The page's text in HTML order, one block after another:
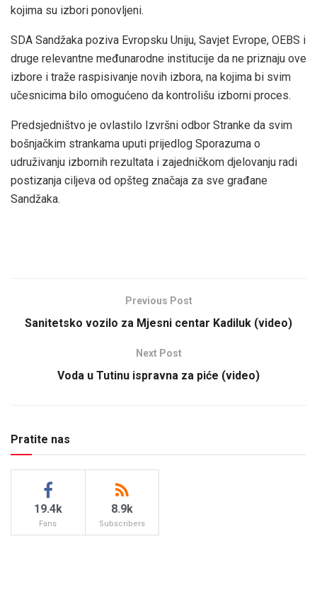
kojima su izbori ponovljeni.
SDA Sandžaka poziva Evropsku Uniju, Savjet Evrope, OEBS i
druge relevantne međunarodne institucije da ne priznaju ove
izbore i traže raspisivanje novih izbora, na kojima bi svim
učesnicima bilo omogućeno da kontrolišu izborni proces.
Predsjedništvo je ovlastilo Izvršni odbor Stranke da svim
bošnjačkim strankama uputi prijedlog Sporazuma o
udruživanju izbornih rezultata i zajedničkom djelovanju radi
postizanja ciljeva od opšteg značaja za sve građane
Sandžaka.
Previous Post
Sanitetsko vozilo za Mjesni centar Kadiluk (video)
Next Post
Voda u Tutinu ispravna za piće (video)
Pratite nas
19.4k
Fans
8.9k
Subscribers